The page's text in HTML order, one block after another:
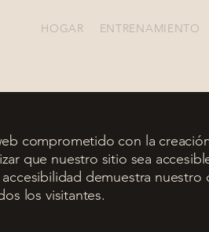
HOGAR ENTRENAMIENTO
comprometido con la
que nuestro sitio sea
demuestra
los visitantes.